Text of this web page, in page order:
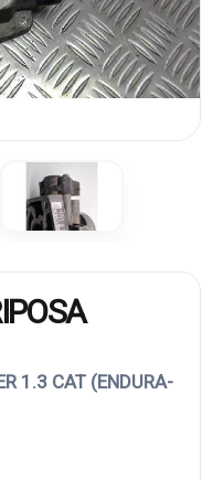
1.3 CAT (ENDURA-